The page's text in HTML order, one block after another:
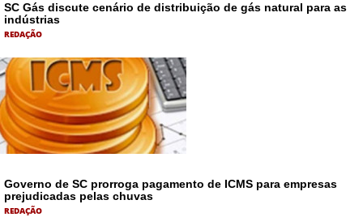
SC Gás discute cenário de distribuição de gás natural para as
indústrias
REDAÇÃO
Governo de SC prorroga pagamento de ICMS para empresas
prejudicadas pelas chuvas
REDAÇÃO